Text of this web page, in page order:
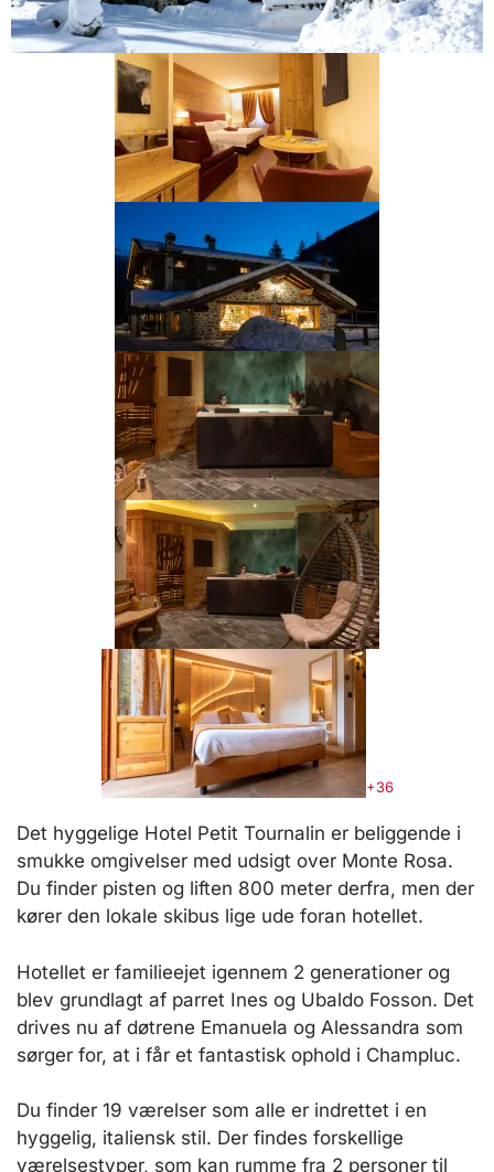
+36
Det hyggelige Hotel Petit Tournalin er beliggende i
smukke omgivelser med udsigt over Monte Rosa.
Du finder pisten og liften 800 meter derfra, men der
kører den lokale skibus lige ude foran hotellet.
Hotellet er familieejet igennem 2 generationer og
blev grundlagt af parret Ines og Ubaldo Fosson. Det
drives nu af døtrene Emanuela og Alessandra som
sørger for, at i får et fantastisk ophold i Champluc.
Du finder 19 værelser som alle er indrettet i en
hyggelig, italiensk stil. Der findes forskellige
værelsestyper, som kan rumme fra 2 personer til